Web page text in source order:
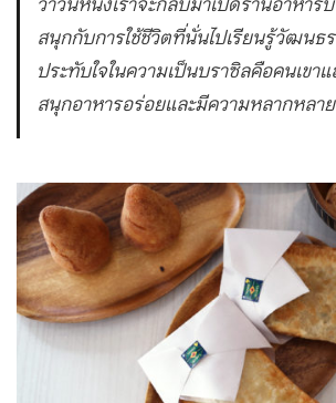
สนุกกับการใช้ชีวิตที่นั่นไปเรียนรู้วัฒนธ
ประทับใจในความเป็นบราซิลคือคนเขา
สนุกอาหารอร่อยและมีความหลากหลา